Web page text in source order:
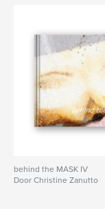
behind the MASK IV
Door Christine Zanutto